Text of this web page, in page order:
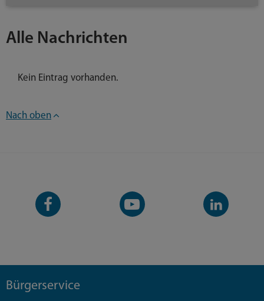
Alle Nachrichten
Kein Eintrag vorhanden.
Nach oben
Facebook-
Seite
YouTube-
Kanal
LinkedIn-
Kanal
Bürgerservice